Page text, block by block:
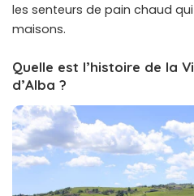
les senteurs de pain chaud
maisons.
Quelle est l’histoire de la
d’Alba ?